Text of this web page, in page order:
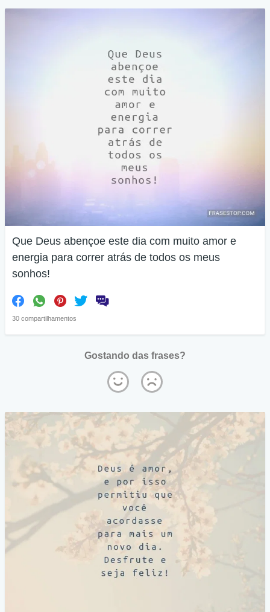
Que Deus abençoe este dia com muito amor e
energia para correr atrás de todos os meus
sonhos!
30 compartilhamentos
Gostando das frases?